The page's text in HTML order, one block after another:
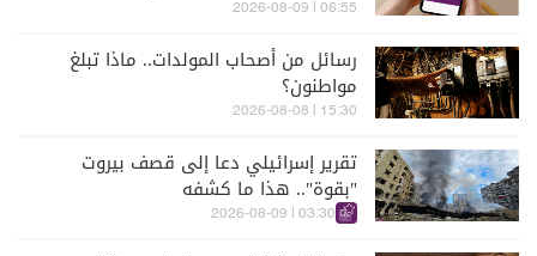
06:55 | 2026-08-09
رسائل من أصحاب المولدات.. ماذا تبلغ
مواطنون؟
15:30 | 2026-08-08
تقرير إسرائيلي دعا إلى قصف بيروت
"بقوة".. هذا ما كشفه
03:30 | 2026-08-09